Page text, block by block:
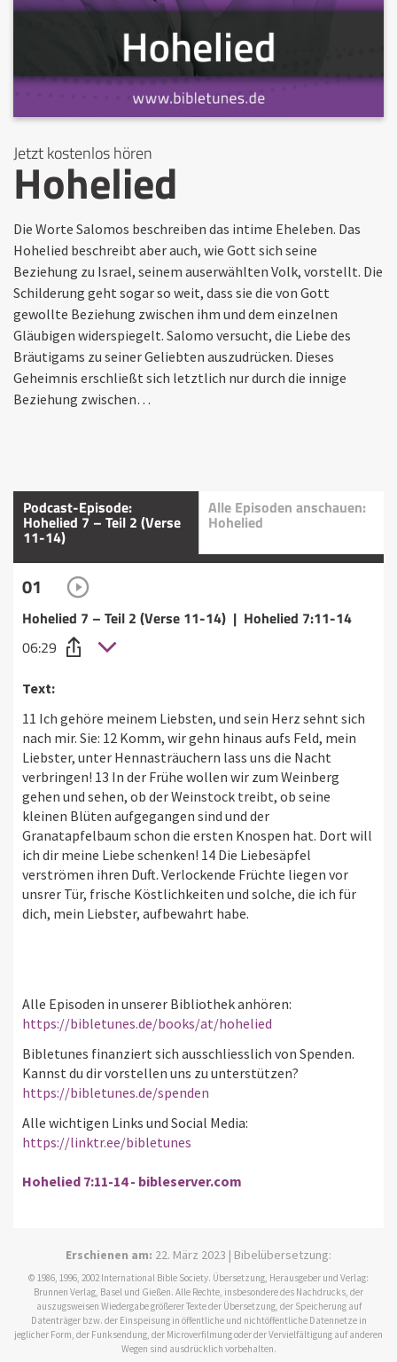
Jetzt kostenlos hören
Hohelied
Die Worte Salomos beschreiben das intime Eheleben. Das
Hohelied beschreibt aber auch, wie Gott sich seine
Beziehung zu Israel, seinem auserwählten Volk, vorstellt. Die
Schilderung geht sogar so weit, dass sie die von Gott
gewollte Beziehung zwischen ihm und dem einzelnen
Gläubigen widerspiegelt. Salomo versucht, die Liebe des
Bräutigams zu seiner Geliebten auszudrücken. Dieses
Geheimnis erschließt sich letztlich nur durch die innige
Beziehung zwischen…
Podcast-Episode:
Hohelied 7 – Teil 2 (Verse
11-14)
Alle Episoden anschauen:
Hohelied
01
Hohelied 7 – Teil 2 (Verse 11-14) | Hohelied 7:11-14
06:29
Text:
11 Ich gehöre meinem Liebsten, und sein Herz sehnt sich
nach mir. Sie: 12 Komm, wir gehn hinaus aufs Feld, mein
Liebster, unter Hennasträuchern lass uns die Nacht
verbringen! 13 In der Frühe wollen wir zum Weinberg
gehen und sehen, ob der Weinstock treibt, ob seine
kleinen Blüten aufgegangen sind und der
Granatapfelbaum schon die ersten Knospen hat. Dort will
ich dir meine Liebe schenken! 14 Die Liebesäpfel
verströmen ihren Duft. Verlockende Früchte liegen vor
unsrer Tür, frische Köstlichkeiten und solche, die ich für
dich, mein Liebster, aufbewahrt habe.
Alle Episoden in unserer Bibliothek anhören:
https://bibletunes.de/books/at/hohelied
Bibletunes finanziert sich ausschliesslich von Spenden.
Kannst du dir vorstellen uns zu unterstützen?
https://bibletunes.de/spenden
Alle wichtigen Links und Social Media:
https://linktr.ee/bibletunes
Hohelied 7:11-14 - bibleserver.com
Erschienen am: 22. März 2023 | Bibelübersetzung:
© 1986, 1996, 2002 International Bible Society. Übersetzung, Herausgeber und Verlag:
Brunnen Verlag, Basel und Gießen. Alle Rechte, insbesondere des Nachdrucks, der
auszugsweisen Wiedergabe größerer Texte der Übersetzung, der Speicherung auf
Datenträger bzw. der Einspeisung in öffentliche und nichtöffentliche Datennetze in
jeglicher Form, der Funksendung, der Microverfilmung oder der Vervielfältigung auf anderen
Wegen sind ausdrücklich vorbehalten.